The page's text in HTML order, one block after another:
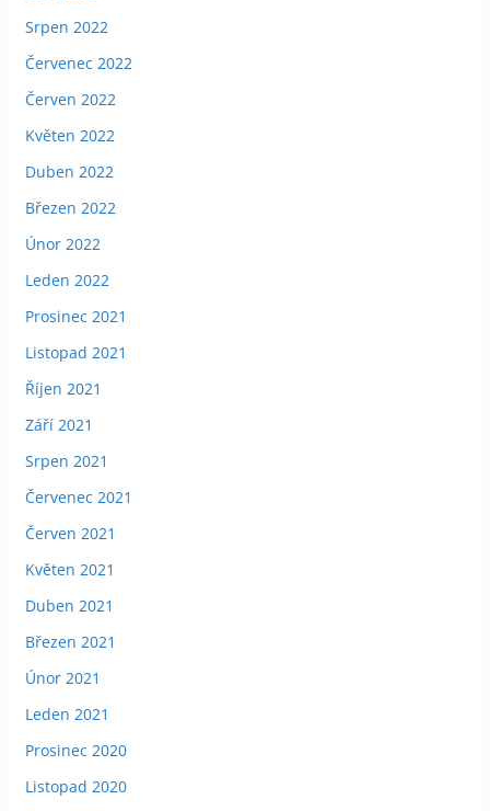
Srpen 2022
Červenec 2022
Červen 2022
Květen 2022
Duben 2022
Březen 2022
Únor 2022
Leden 2022
Prosinec 2021
Listopad 2021
Říjen 2021
Září 2021
Srpen 2021
Červenec 2021
Červen 2021
Květen 2021
Duben 2021
Březen 2021
Únor 2021
Leden 2021
Prosinec 2020
Listopad 2020